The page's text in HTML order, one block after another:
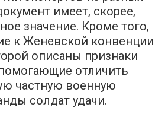
имеет, скорее,
значение. Кроме того,
к Женевской конвенции
описаны признаки
отличить
частную военную
солдат удачи.